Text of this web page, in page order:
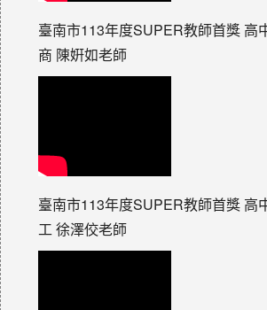
臺南市113年度SUPER教師首獎 高
商 陳姸如老師
臺南市113年度SUPER教師首獎 高
工 徐澤佼老師